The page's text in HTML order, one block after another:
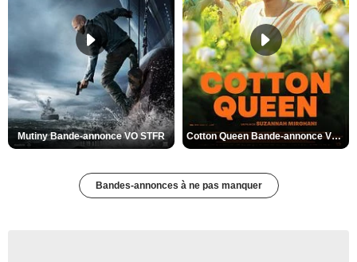
Mutiny Bande-annonce VO STFR Cotton Queen Bande-annonce VO STFR
Bandes-annonces à ne pas manquer